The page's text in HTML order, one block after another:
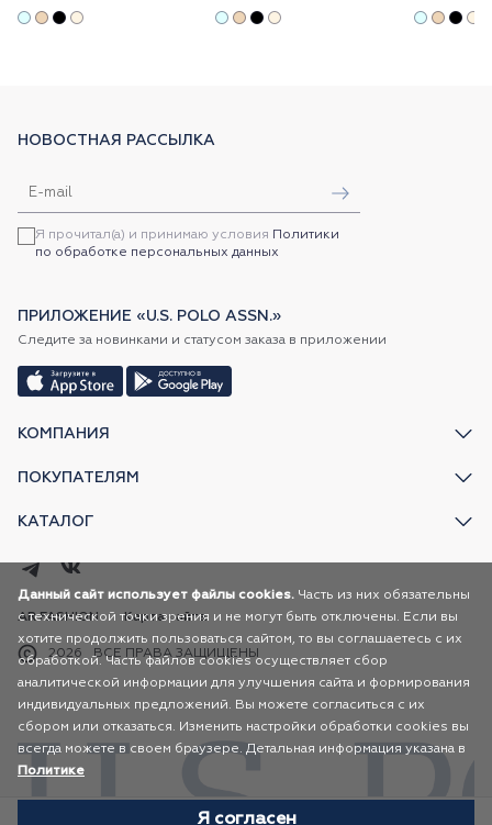
КОМПАНИЯ
ПОКУПАТЕЛЯМ
КАТАЛОГ
НОВОСТНАЯ РАССЫЛКА
Я прочитал(а) и принимаю условия Политики
по обработке персональных данных
ПРИЛОЖЕНИЕ «U.S. POLO ASSN.»
Следите за новинками и статусом заказа в приложении
2026 ВСЕ ПРАВА ЗАЩИЩЕНЫ
AR FASHION Карта сайта
Данный сайт использует файлы cookies. Часть из них обязательны
с технической точки зрения и не могут быть отключены. Если вы
хотите продолжить пользоваться сайтом, то вы соглашаетесь с их
обработкой. Часть файлов cookies осуществляет сбор
аналитической информации для улучшения сайта и формирования
индивидуальных предложений. Вы можете согласиться с их
сбором или отказаться. Изменить настройки обработки cookies вы
всегда можете в своем браузере. Детальная информация указана в
Политике
Я согласен